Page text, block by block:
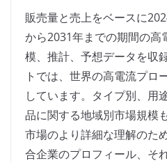
販売量と売上をベースに
から2031年までの期間の高
模、推計、予想データを収
トでは、世界の高電流プロ
しています。タイプ別、用
品に関する地域別市場規模
市場のより詳細な理解のた
合企業のプロフィール、そ